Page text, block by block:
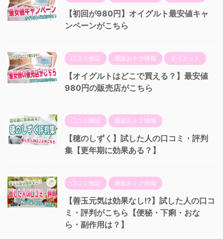
【初回が980円】オイグルト最安値キャ
ンペーンがこちら
口コミ検証 通販おトク情報 ダイエット
【オイグルトはどこで買える？】最安値
980円の販売店がこちら
口コミ検証 通販おトク情報
【穂のしずく】試した人の口コミ・評判
集【更年期に効果ある？】
口コミ検証 通販おトク情報
【善玉元気は効果なし!?】試した人の口コ
ミ・評判がこちら【便秘・下痢・おな
ら・副作用は？】